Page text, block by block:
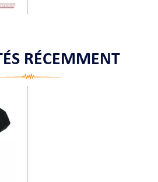
RÉCEMMENT